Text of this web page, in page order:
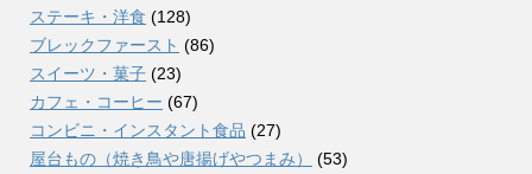
ステーキ・洋食 (128)
ブレックファースト (86)
スイーツ・菓子 (23)
カフェ・コーヒー (67)
コンビニ・インスタント食品 (27)
屋台もの（焼き鳥や唐揚げやつまみ）
(53)